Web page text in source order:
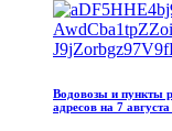
Водовозы и пункты
адресов на 7